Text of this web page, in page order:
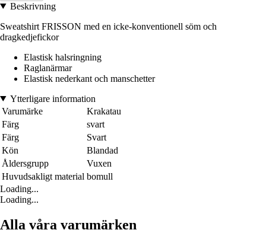
Beskrivning
Sweatshirt FRISSON med en icke-konventionell söm och
dragkedjefickor
Elastisk halsringning
Raglanärmar
Elastisk nederkant och manschetter
Ytterligare information
Varumärke
Krakatau
Färg
svart
Färg
Svart
Kön
Blandad
Åldersgrupp
Vuxen
Huvudsakligt material bomull
Loading...
Loading...
Alla våra varumärken